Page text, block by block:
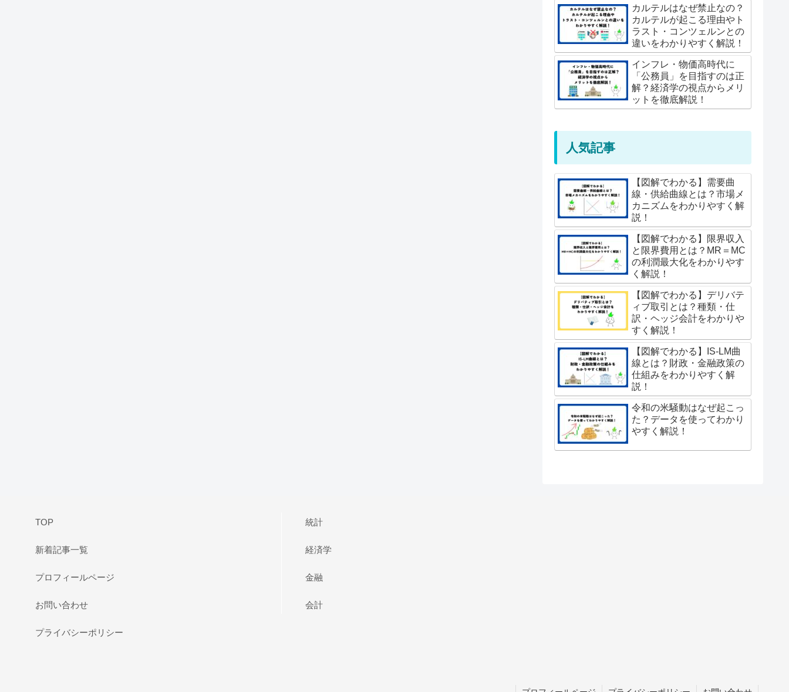
カルテルはなぜ禁止なの？
カルテルが起こる理由やト
ラスト・コンツェルンとの
違いをわかりやすく解説！
インフレ・物価高時代に
「公務員」を目指すのは正
解？経済学の視点からメリ
ットを徹底解説！
人気記事
【図解でわかる】需要曲
線・供給曲線とは？市場メ
カニズムをわかりやすく解
説！
【図解でわかる】限界収入
と限界費用とは？MR＝MC
の利潤最大化をわかりやす
く解説！
【図解でわかる】デリバテ
ィブ取引とは？種類・仕
訳・ヘッジ会計をわかりや
すく解説！
【図解でわかる】IS-LM曲
線とは？財政・金融政策の
仕組みをわかりやすく解
説！
令和の米騒動はなぜ起こっ
た？データを使ってわかり
やすく解説！
TOP
新着記事一覧
プロフィールページ
お問い合わせ
プライバシーポリシー
統計
経済学
金融
会計